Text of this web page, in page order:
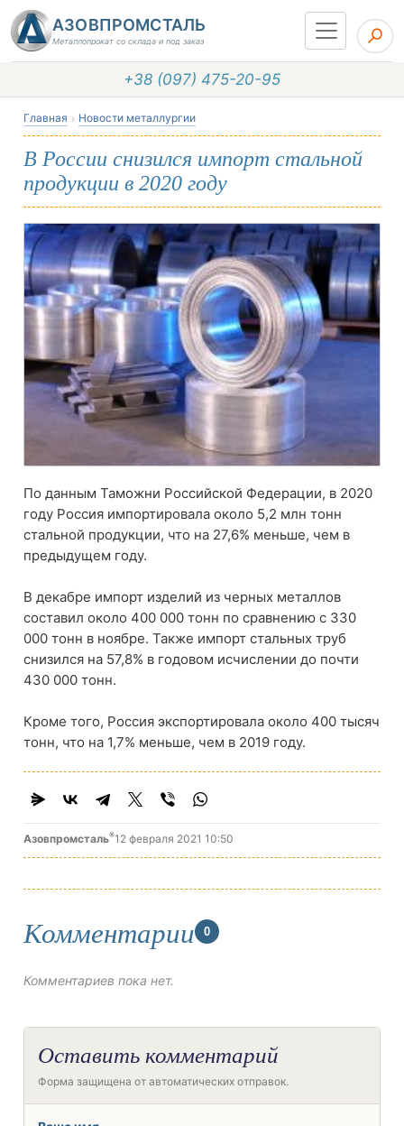
АЗОВПРОМСТАЛЬ
Металлопрокат со склада и под заказ
+38 (097) 475-20-95
Главная Новости металлургии
В России снизился импорт стальной
продукции в 2020 году
По данным Таможни Российской Федерации, в 2020
году Россия импортировала около 5,2 млн тонн
стальной продукции, что на 27,6% меньше, чем в
предыдущем году.
В декабре импорт изделий из черных металлов
составил около 400 000 тонн по сравнению с 330
000 тонн в ноябре. Также импорт стальных труб
снизился на 57,8% в годовом исчислении до почти
430 000 тонн.
Кроме того, Россия экспортировала около 400 тысяч
тонн, что на 1,7% меньше, чем в 2019 году.
Азовпромсталь®12 февраля 2021 10:50
Комментарии 0
Комментариев пока нет.
Оставить комментарий
Форма защищена от автоматических отправок.